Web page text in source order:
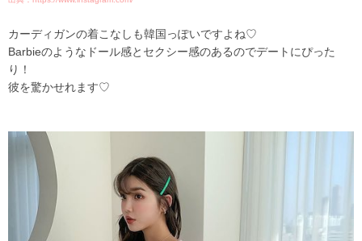
カーディガンの着こなしも韓国っぽいですよね♡
Barbieのようなドール感とセクシー感のあるのでデートにぴった
り！
彼を驚かせれます♡